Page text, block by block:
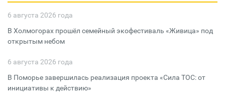
6 августа 2026 года
В Холмогорах прошёл семейный экофестиваль «Живица» под
открытым небом
6 августа 2026 года
В Поморье завершилась реализация проекта «Сила ТОС: от
инициативы к действию»